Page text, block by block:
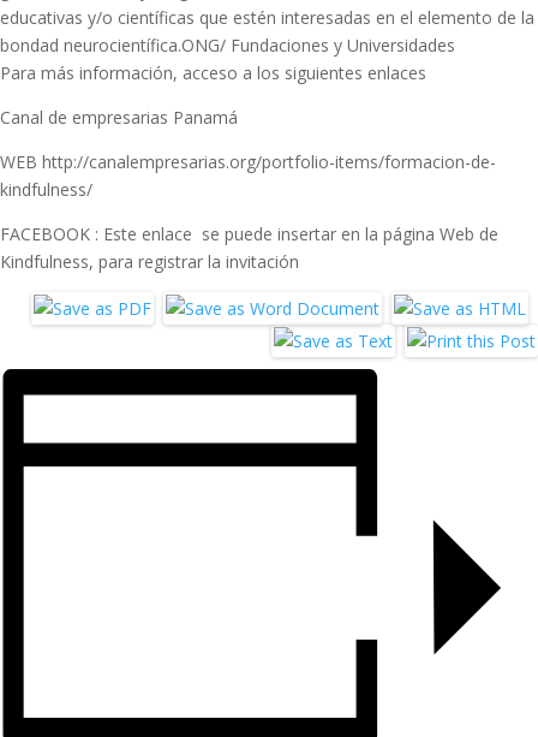
educativas y/o científicas que estén interesadas en el elemento de la
bondad neurocientífica.ONG/ Fundaciones y Universidades
Para más información, acceso a los siguientes enlaces
Canal de empresarias Panamá
WEB http://canalempresarias.org/portfolio-items/formacion-de-
kindfulness/
FACEBOOK : Este enlace se puede insertar en la página Web de
Kindfulness, para registrar la invitación